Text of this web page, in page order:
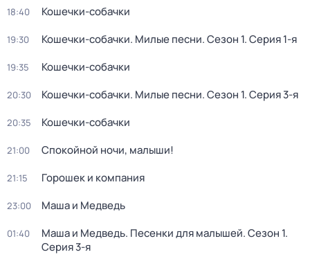
18:40 Кошечки-собачки
19:30 Кошечки-собачки. Милые песни. Сезон 1. Серия 1-я
19:35 Кошечки-собачки
20:30 Кошечки-собачки. Милые песни. Сезон 1. Серия 3-я
20:35 Кошечки-собачки
21:00 Спокойной ночи, малыши!
21:15 Горошек и компания
23:00 Маша и Медведь
01:40 Маша и Медведь. Песенки для малышей. Сезон 1.
Серия 3-я